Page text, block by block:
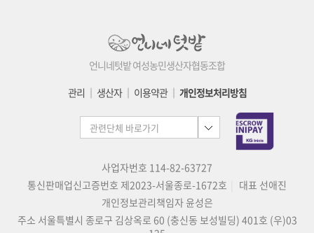
언니네텃밭 여성농민생산자협동조합
관리
생산자│ 이용약관│ 개인정보처리방침
사업자번호 114-82-63727
통신판매업신고증번호 제2023-서울종로-1672호
대표 선애진
개인정보관리책임자 윤성은
주소 서울특별시 종로구 김상옥로 60 (충신동 보성빌딩) 401호 (우)03